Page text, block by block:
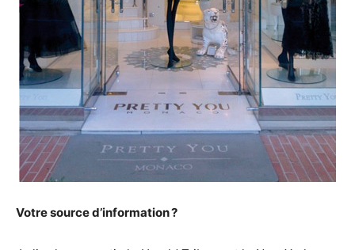
Votre source d’information ?